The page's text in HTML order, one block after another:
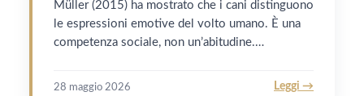
Müller (2015) ha mostrato che i cani distinguono
le espressioni emotive del volto umano. È una
competenza sociale, non un’abitudine.…
28 maggio 2026 Leggi →